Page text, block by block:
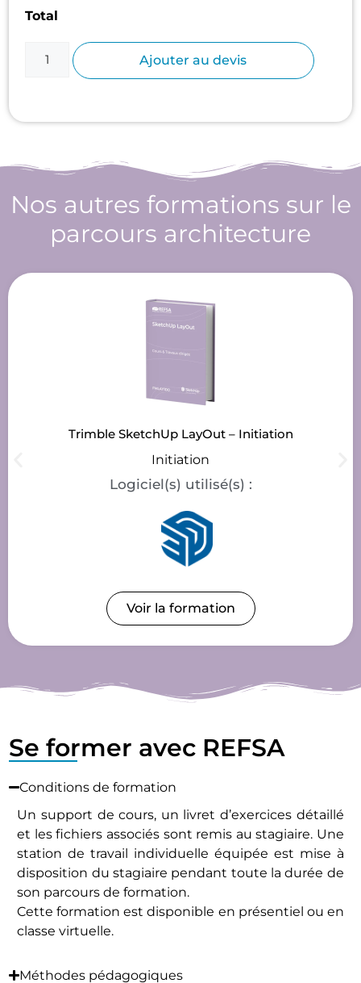
Total
Ajouter au devis
Nos autres formations sur le
parcours architecture
Trimble SketchUp LayOut – Initiation
Initiation
Logiciel(s) utilisé(s) :
Voir la formation
Se former avec REFSA
Conditions de formation
Un support de cours, un livret d’exercices détaillé
et les fichiers associés sont remis au stagiaire. Une
station de travail individuelle équipée est mise à
disposition du stagiaire pendant toute la durée de
son parcours de formation.
Cette formation est disponible en présentiel ou en
classe virtuelle.
Méthodes pédagogiques